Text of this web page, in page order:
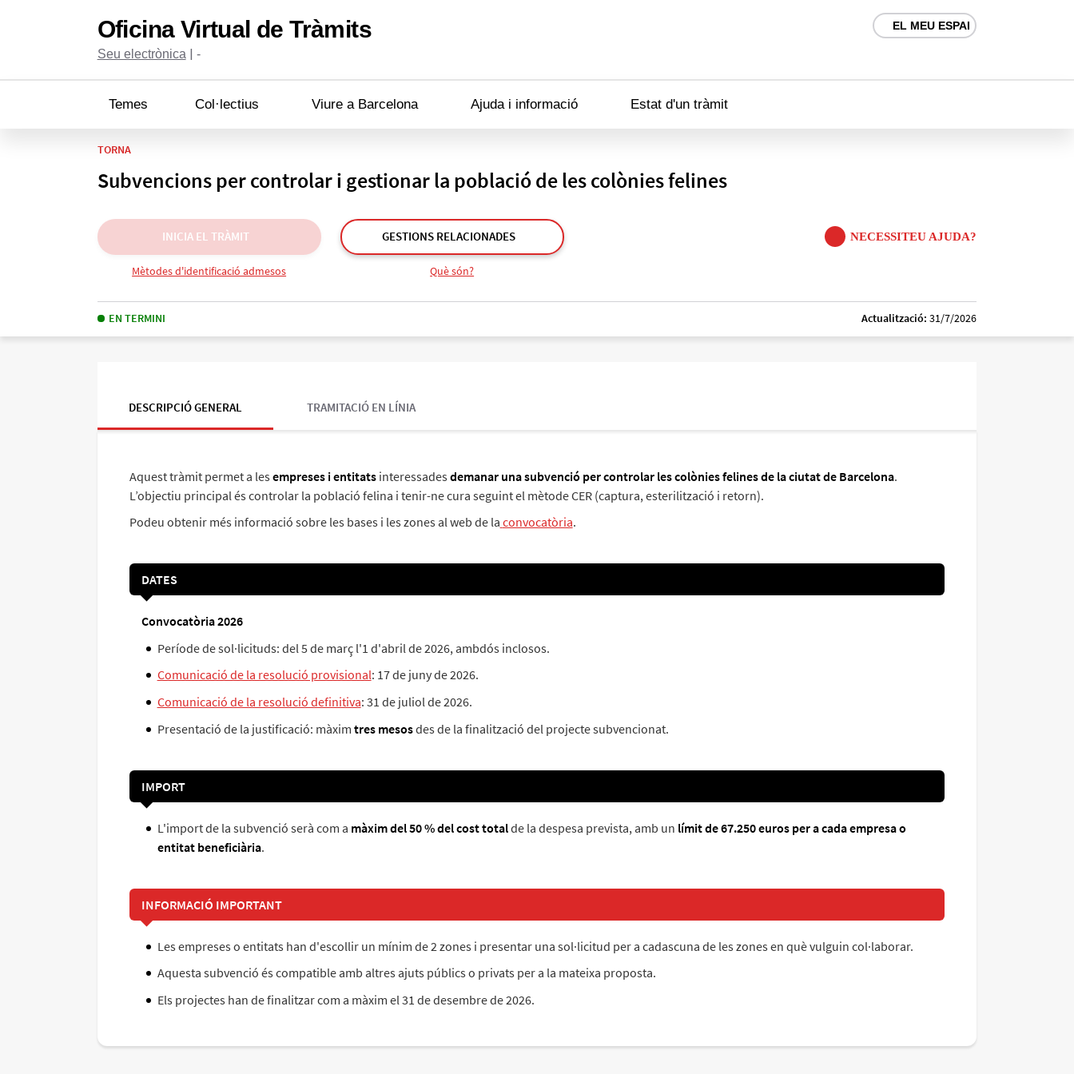
Oficina Virtual de Tràmits EL MEU ESPAI
Seu electrònica | -
Temes Col·lectius Viure a Barcelona Ajuda i informació Estat d'un tràmit
TORNA
Subvencions per controlar i gestionar la població de les colònies felines
INICIA EL TRÀMIT
Mètodes d'identificació admesos
GESTIONS RELACIONADES
Què són?
NECESSITEU AJUDA?
EN TERMINI Actualització:31/7/2026
DESCRIPCIÓ GENERAL TRAMITACIÓ EN LÍNIA
Aquest tràmit permet a lesempreses i entitatsinteressadesdemanar una subvenció per controlar les colònies felines de la ciutat de Barcelona.
L’objectiu principal és controlar la població felina i tenir-ne cura seguint el mètode CER (captura, esterilització i retorn).
Podeu obtenir més informació sobre les bases i les zones al web de la convocatòria.
DATES
Convocatòria 2026
Període de sol·licituds: del 5 de març l'1 d'abril de 2026, ambdós inclosos.
Comunicació de la resolució provisional: 17 de juny de 2026.
Comunicació de la resolució definitiva: 31 de juliol de 2026.
Presentació de la justificació: màxim tres mesosdes de la finalització del projecte subvencionat.
IMPORT
L'import de la subvenció serà com a màxim del 50 % del cost totalde la despesa prevista, amb un límit de 67.250 euros per a cada empresa o
entitat beneficiària.
INFORMACIÓ IMPORTANT
Les empreses o entitats han d'escollir un mínim de 2 zones i presentar una sol·licitud per a cadascuna de les zones en què vulguin col·laborar.
Aquesta subvenció és compatible amb altres ajuts públics o privats per a la mateixa proposta.
Els projectes han de finalitzar com a màxim el 31 de desembre de 2026.